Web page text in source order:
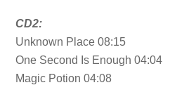
CD2:
Unknown Place 08:15
One Second Is Enough 04:04
Magic Potion 04:08